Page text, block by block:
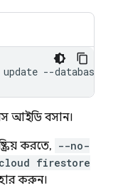
--database=
আইডি বসান।
করতে, --no-
firestore
করুন।